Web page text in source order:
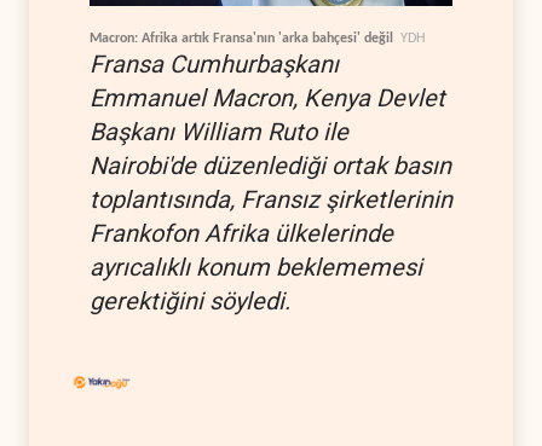
Macron: Afrika artık Fransa'nın 'arka bahçesi' değil YDH
Fransa Cumhurbaşkanı
Emmanuel Macron, Kenya Devlet
Başkanı William Ruto ile
Nairobi'de düzenlediği ortak basın
toplantısında, Fransız şirketlerinin
Frankofon Afrika ülkelerinde
ayrıcalıklı konum beklememesi
gerektiğini söyledi.